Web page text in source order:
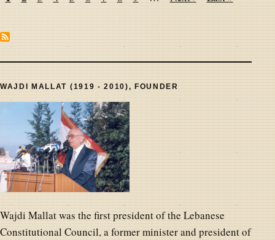
WAJDI MALLAT (1919 - 2010), FOUNDER
Wajdi Mallat was the first president of the Lebanese
Constitutional Council, a former minister and president of